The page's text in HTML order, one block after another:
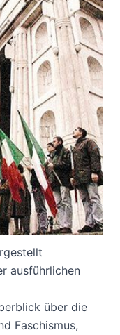
978-3-85218-
Arno
ausführlichen
über die
Faschismus,